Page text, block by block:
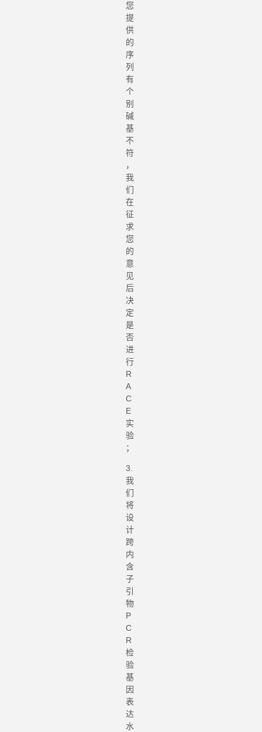
您
提
供
的
序
列
有
个
别
碱
基
不
符
，
我
们
在
征
求
您
的
意
见
后
决
定
是
否
进
行
R
A
C
E
实
验
；
3.
我
们
将
设
计
跨
内
含
子
引
物
P
C
R
检
验
基
因
表
达
水